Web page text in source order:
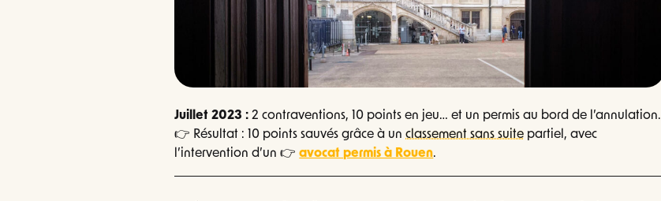
Juillet 2023 : 2 contraventions, 10 points en jeu… et un permis au bord de l’annulation.
👉 Résultat : 10 points sauvés grâce à unclassement sans suite partiel, avec
l’intervention d’un 👉avocat permis à Rouen.